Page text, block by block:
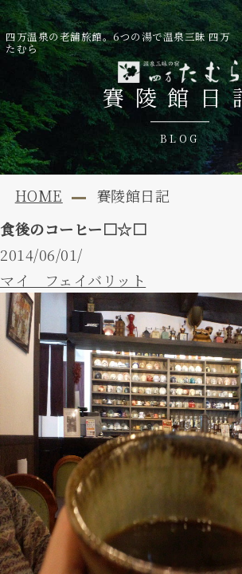
四万温泉の老舗旅館。6つの湯で温泉三昧 四万
たむら
賽陵館日
BLOG
HOME
賽陵館日記
食後のコーヒー□☆□
2014/06/01/
マイ フェイバリット